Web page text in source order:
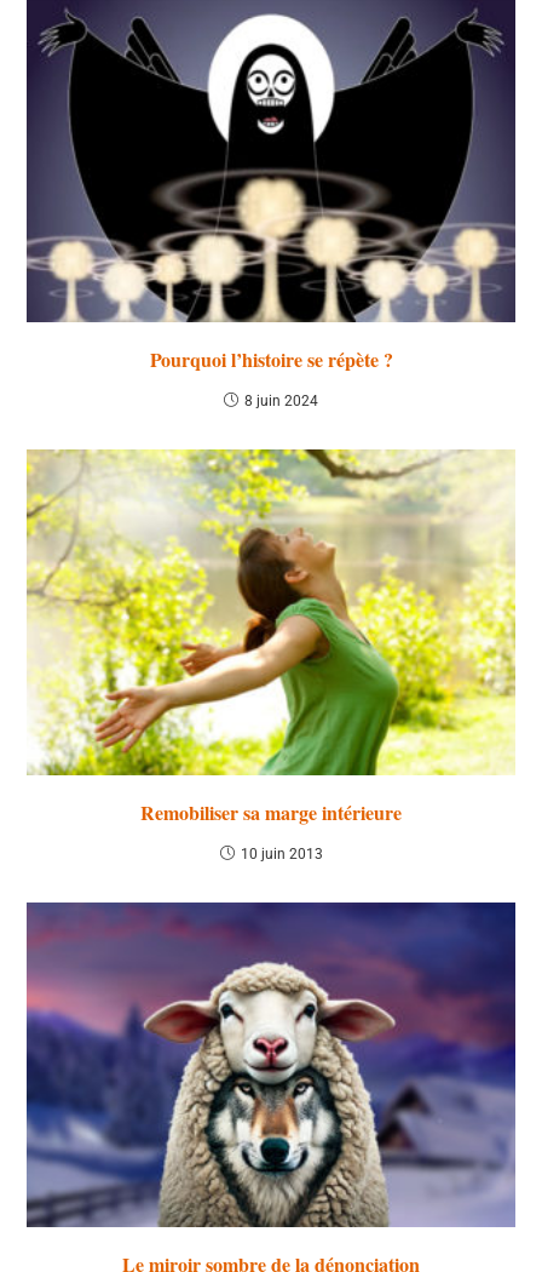
Pourquoi l’histoire se répète ?
8 juin 2024
Remobiliser sa marge intérieure
10 juin 2013
Le miroir sombre de la dénonciation